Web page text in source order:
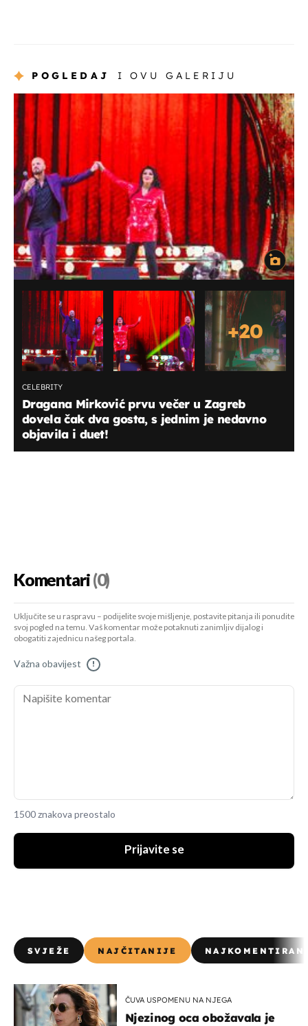
POGLEDAJ I OVU GALERIJU
+20
CELEBRITY
Dragana Mirković prvu večer u Zagreb
dovela čak dva gosta, s jednim je nedavno
objavila i duet!
Komentari(0)
Uključite se u raspravu – podijelite svoje mišljenje, postavite pitanja ili ponudite
svoj pogled na temu. Vaš komentar može potaknuti zanimljiv dijalog i
obogatiti zajednicu našeg portala.
Važna obavijest !
1500 znakova preostalo
Prijavite se
SVJEŽE NAJČITANIJE
ČUVA USPOMENU NA NJEGA
Njezinog oca obožavala je